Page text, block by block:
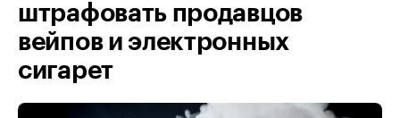
штрафовать продавцов
вейпов и электронных
сигарет